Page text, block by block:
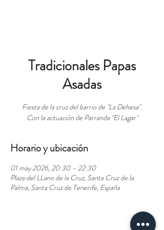
Tradicionales Papas
Asadas
Fiesta de la cruz del barrio de "La Dehesa".
Con la actuación de Parranda "El Lagar"
Horario y ubicación
01 may 2026, 20:30 – 22:30
Plaza del LLano de la Cruz, Santa Cruz de la
Palma, Santa Cruz de Tenerife, España